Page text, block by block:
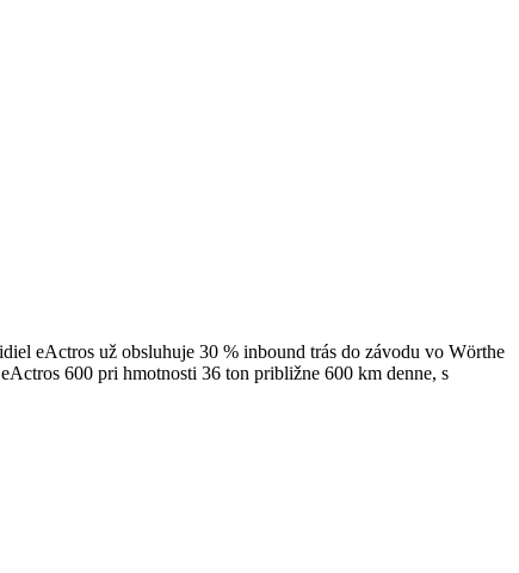
eActros už obsluhuje 30 % inbound trás do závodu vo Wörthe
600 pri hmotnosti 36 ton približne 600 km denne, s